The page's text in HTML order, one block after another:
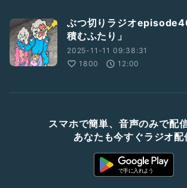
ぶつ切りラジオ
積むふたり」
2025-11-11 09:38:31
1800
12:00
スマホで簡単、音声のみで配
あなたも今すぐラジオ配